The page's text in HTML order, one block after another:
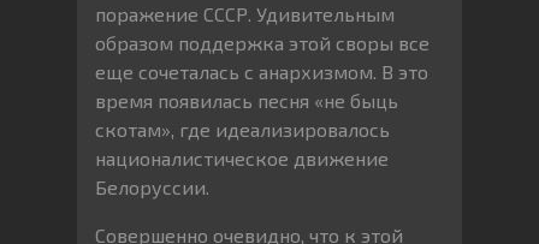
поражение СССР. Удивительным
образом поддержка этой своры все
еще сочеталась с анархизмом. В это
время появилась песня «не быць
скотам», где идеализировалось
националистическое движение
Белоруссии.
Совершенно очевидно, что к этой